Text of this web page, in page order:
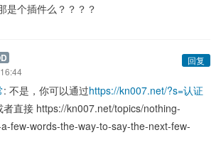
是个插件么？？？？
回复
: 不是，你可以通过https://kn007.net/?s=认证
者直接 https://kn007.net/topics/nothing-
few-words-the-way-to-say-the-next-few-